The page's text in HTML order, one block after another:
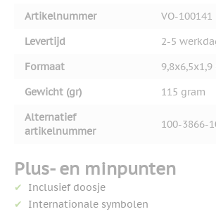
Artikelnummer
VO-100141
Levertijd
2-5
Formaat
9,8x6,5x1,9
Gewicht (gr)
115 gram
Alternatief
artikelnummer
100-3866-
Plus- en minpunten
Inclusief doosje
Internationale symbolen